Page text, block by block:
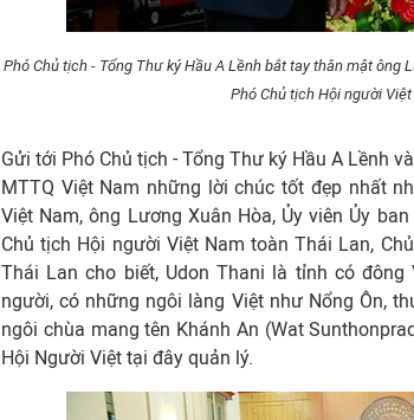
Phó Chủ tịch - Tổng Thư ký Hầu A Lềnh bắt tay thân mật ông
Phó Chủ tịch Hội người
Gửi tới Phó Chủ tịch - Tổng Thư ký Hầu A Lềnh
MTTQ Việt Nam những lời chúc tốt đẹp nhất
Việt Nam, ông Lương Xuân Hòa, Ủy viên Ủy
Chủ tịch Hội người Việt Nam toàn Thái Lan,
Thái Lan cho biết, Udon Thani là tỉnh có
người, có những ngôi làng Việt như Nổng Ôn,
ngôi chùa mang tên Khánh An (Wat
Hội Người Việt tại đây quản lý.